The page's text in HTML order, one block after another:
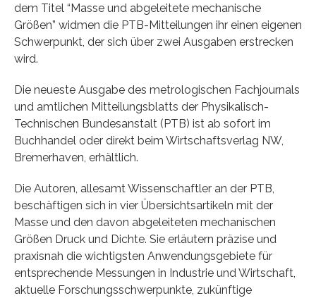
dem Titel “Masse und abgeleitete mechanische
Größen” widmen die PTB-Mitteilungen ihr einen eigenen
Schwerpunkt, der sich über zwei Ausgaben erstrecken
wird.
Die neueste Ausgabe des metrologischen Fachjournals
und amtlichen Mitteilungsblatts der Physikalisch-
Technischen Bundesanstalt (PTB) ist ab sofort im
Buchhandel oder direkt beim Wirtschaftsverlag NW,
Bremerhaven, erhältlich.
Die Autoren, allesamt Wissenschaftler an der PTB,
beschäftigen sich in vier Übersichtsartikeln mit der
Masse und den davon abgeleiteten mechanischen
Größen Druck und Dichte. Sie erläutern präzise und
praxisnah die wichtigsten Anwendungsgebiete für
entsprechende Messungen in Industrie und Wirtschaft,
aktuelle Forschungsschwerpunkte, zukünftige